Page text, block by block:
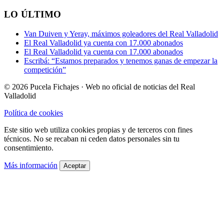
LO ÚLTIMO
Van Duiven y Yeray, máximos goleadores del Real Valladolid
El Real Valladolid ya cuenta con 17.000 abonados
El Real Valladolid ya cuenta con 17.000 abonados
Escribá: “Estamos preparados y tenemos ganas de empezar la
competición”
© 2026 Pucela Fichajes · Web no oficial de noticias del Real
Valladolid
Política de cookies
Este sitio web utiliza cookies propias y de terceros con fines
técnicos. No se recaban ni ceden datos personales sin tu
consentimiento.
Más información Aceptar